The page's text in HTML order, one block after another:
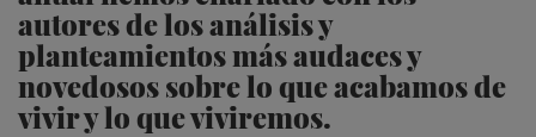
autores de los análisis y
planteamientos más audaces y
novedosos sobre lo que acabamos de
vivir y lo que viviremos.